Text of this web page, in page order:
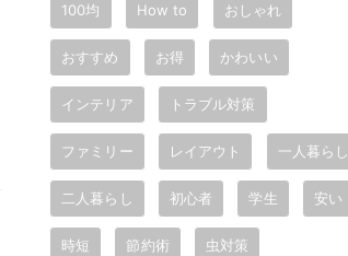
100均 How to おしゃれ
おすすめ お得 かわいい
インテリア トラブル対策
ファミリー レイアウト 一人暮らし
二人暮らし 初心者 学生 安い
時短 節約術 虫対策